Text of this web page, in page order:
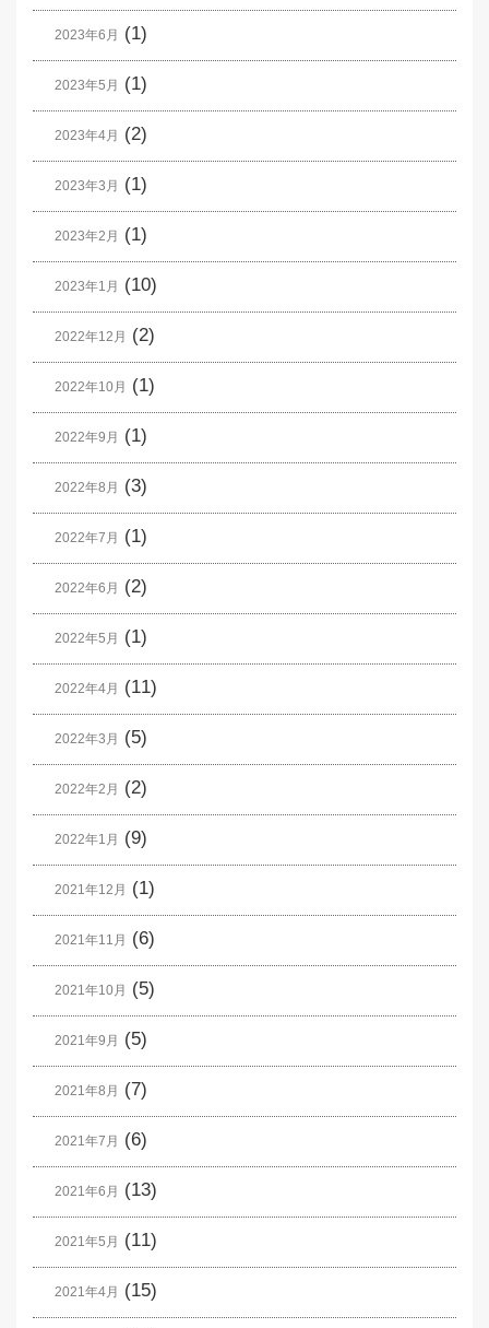
2023年6月 (1)
2023年5月 (1)
2023年4月 (2)
2023年3月 (1)
2023年2月 (1)
2023年1月 (10)
2022年12月 (2)
2022年10月 (1)
2022年9月 (1)
2022年8月 (3)
2022年7月 (1)
2022年6月 (2)
2022年5月 (1)
2022年4月 (11)
2022年3月 (5)
2022年2月 (2)
2022年1月 (9)
2021年12月 (1)
2021年11月 (6)
2021年10月 (5)
2021年9月 (5)
2021年8月 (7)
2021年7月 (6)
2021年6月 (13)
2021年5月 (11)
2021年4月 (15)